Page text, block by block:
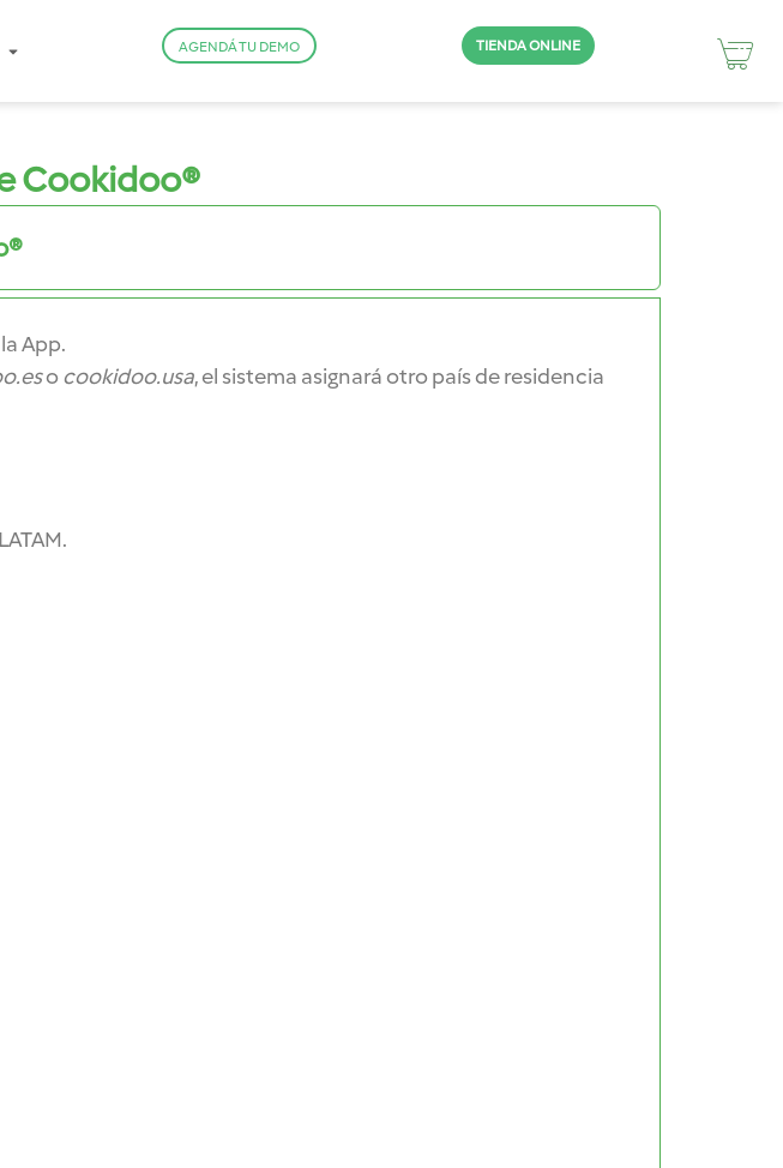
AGENDÁ TU DEMO TIENDA ONLINE
Cookidoo®
App.
o cookidoo.usa, el sistema asignará otro país de residencia